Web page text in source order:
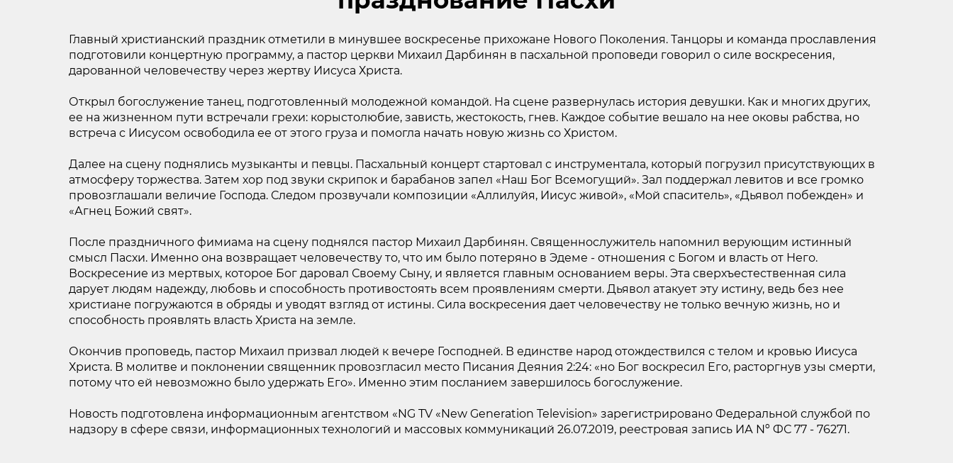
Главный христианский праздник отметили в минувшее воскресенье прихожане Нового Поколения. Танцоры и команда прославления
подготовили концертную программу, а пастор церкви Михаил Дарбинян в пасхальной проповеди говорил о силе воскресения,
дарованной человечеству через жертву Иисуса Христа.
Открыл богослужение танец, подготовленный молодежной командой. На сцене развернулась история девушки. Как и многих других,
ее на жизненном пути встречали грехи: корыстолюбие, зависть, жестокость, гнев. Каждое событие вешало на нее оковы рабства, но
встреча с Иисусом освободила ее от этого груза и помогла начать новую жизнь со Христом.
Далее на сцену поднялись музыканты и певцы. Пасхальный концерт стартовал с инструментала, который погрузил присутствующих в
атмосферу торжества. Затем хор под звуки скрипок и барабанов запел «Наш Бог Всемогущий». Зал поддержал левитов и все громко
провозглашали величие Господа. Следом прозвучали композиции «Аллилуйя, Иисус живой», «Мой спаситель», «Дьявол побежден» и
«Агнец Божий свят».
После праздничного фимиама на сцену поднялся пастор Михаил Дарбинян. Священнослужитель напомнил верующим истинный
смысл Пасхи. Именно она возвращает человечеству то, что им было потеряно в Эдеме - отношения с Богом и власть от Него.
Воскресение из мертвых, которое Бог даровал Своему Сыну, и является главным основанием веры. Эта сверхъестественная сила
дарует людям надежду, любовь и способность противостоять всем проявлениям смерти. Дьявол атакует эту истину, ведь без нее
христиане погружаются в обряды и уводят взгляд от истины. Сила воскресения дает человечеству не только вечную жизнь, но и
способность проявлять власть Христа на земле.
Окончив проповедь, пастор Михаил призвал людей к вечере Господней. В единстве народ отождествился с телом и кровью Иисуса
Христа. В молитве и поклонении священник провозгласил место Писания Деяния 2:24: «но Бог воскресил Его, расторгнув узы смерти,
потому что ей невозможно было удержать Его». Именно этим посланием завершилось богослужение.
Новость подготовлена информационным агентством «NG TV «New Generation Television» зарегистрировано Федеральной службой по
надзору в сфере связи, информационных технологий и массовых коммуникаций 26.07.2019, реестровая запись ИА Nº ФС 77 - 76271.